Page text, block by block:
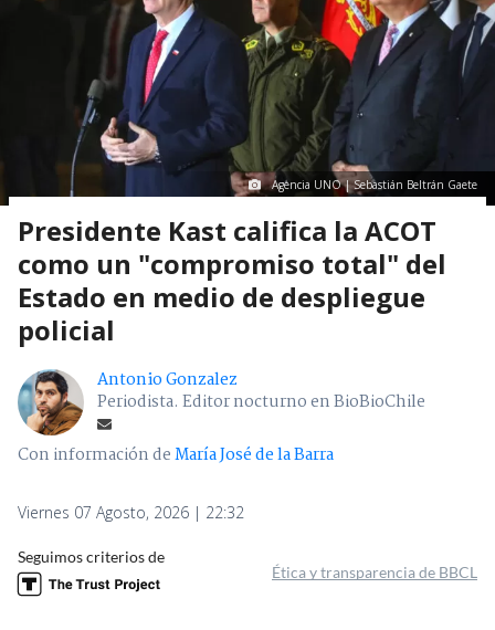
Agencia UNO | Sebastián Beltrán Gaete
Presidente Kast califica la ACOT
como un "compromiso total" del
Estado en medio de despliegue
policial
Antonio Gonzalez
Periodista. Editor nocturno en BioBioChile
Con información deMaría José de la Barra
Viernes 07 Agosto, 2026 | 22:32
Seguimos criterios de
Ética y transparencia de BBCL